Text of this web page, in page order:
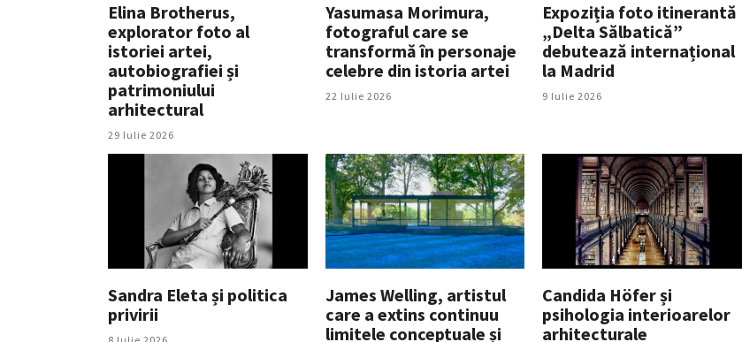
Elina Brotherus,
explorator foto al
istoriei artei,
autobiografiei și
patrimoniului
arhitectural
29 Iulie 2026
Yasumasa Morimura,
fotograful care se
transformă în personaje
celebre din istoria artei
22 Iulie 2026
Expoziția foto itinerantă
„Delta Sălbatică”
debutează internațional
la Madrid
9 Iulie 2026
Sandra Eleta și politica
privirii
James Welling, artistul
care a extins continuu
limitele conceptuale și
Candida Höfer și
psihologia interioarelor
arhitecturale